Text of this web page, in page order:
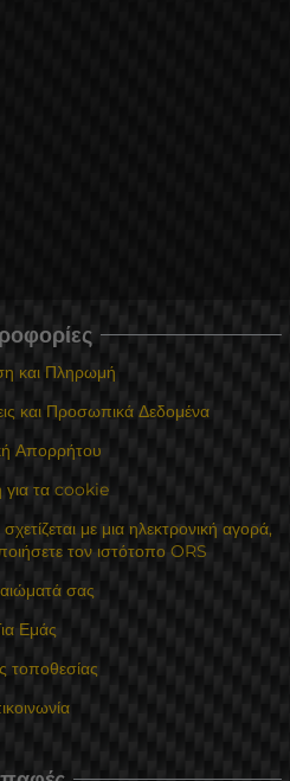
και Πληρωμή
και Προσωπικά Δεδομένα
Απορρήτου
για τα cookie
με μια ηλεκτρονική αγορά,
τον ιστότοπο ORS
σας
Εμάς
τοποθεσίας